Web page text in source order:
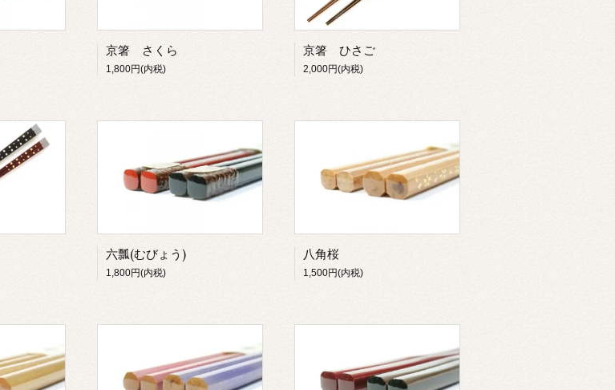
京箸 さくら
1,800円(内税)
京箸 ひさご
2,000円(内税)
六瓢(むびょう)
1,800円(内税)
八角桜
1,500円(内税)